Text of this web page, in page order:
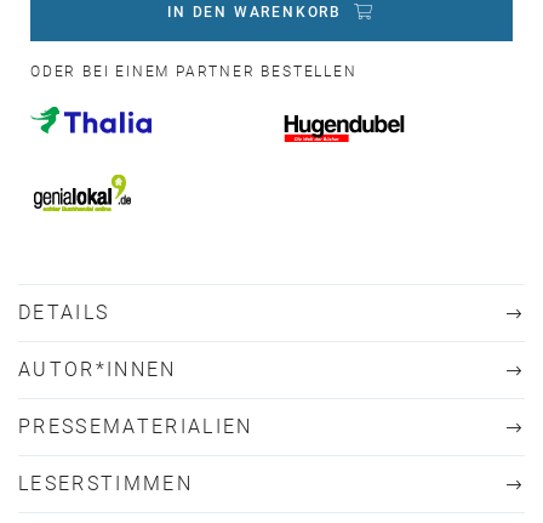
IN DEN WARENKORB
ODER BEI EINEM PARTNER BESTELLEN
DETAILS
AUTOR*INNEN
PRESSEMATERIALIEN
LESERSTIMMEN